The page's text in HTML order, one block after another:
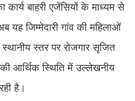
कार्य बाहरी एजेंसियों के माध्यम से
यह जिम्मेदारी गांव की महिलाओं
स्तर पर रोजगार सृजित
आर्थिक स्थिति में उल्लेखनीय
है।